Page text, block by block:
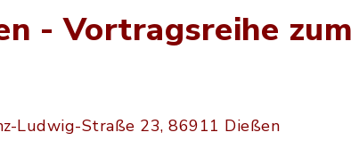
- Vortragsreihe
Ludwig-Straße 23, 86911 Dießen